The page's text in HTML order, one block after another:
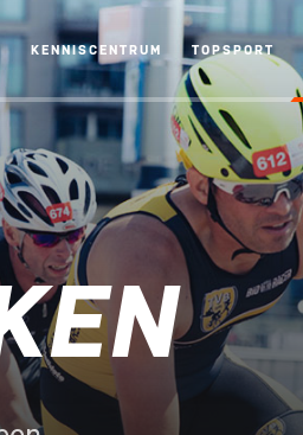
KENNISCENTRUM TOPSPORT